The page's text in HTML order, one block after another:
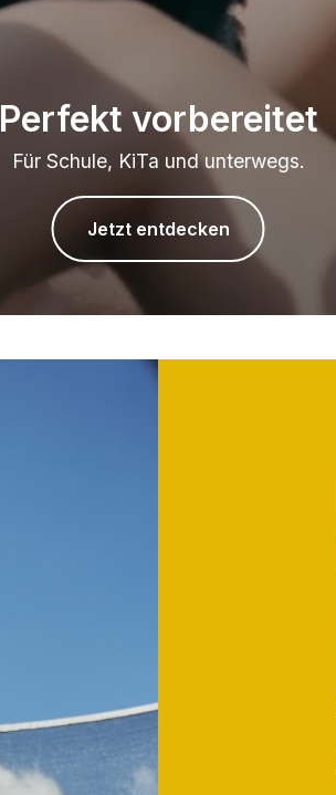
Perfekt vorbereitet
Für Schule, KiTa und unterwegs.
Jetzt entdecken